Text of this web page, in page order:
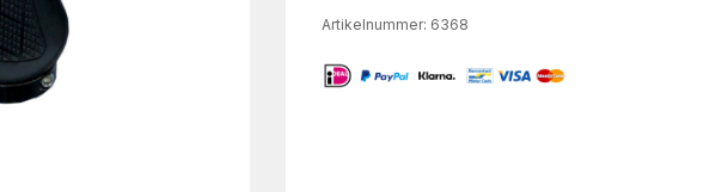
Artikelnummer: 6368